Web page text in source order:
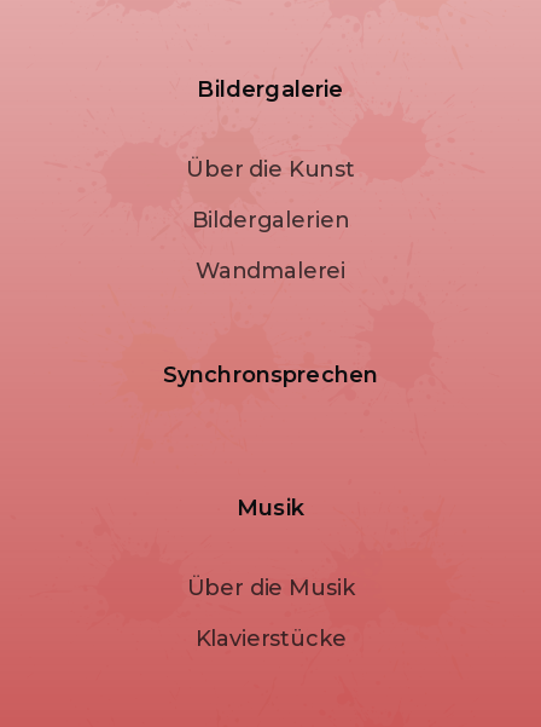
Bildergalerie
Über die Kunst
Bildergalerien
Wandmalerei
Synchronsprechen
Musik
Über die Musik
Klavierstücke